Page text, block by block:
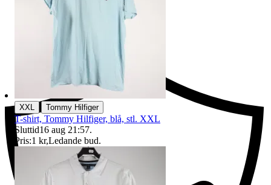
Ersättning om du inte får din vara
XXL Tommy Hilfiger
T-shirt, Tommy Hilfiger, blå, stl. XXL
Sluttid16 aug 21:57.
Pris:1 kr,Ledande bud.